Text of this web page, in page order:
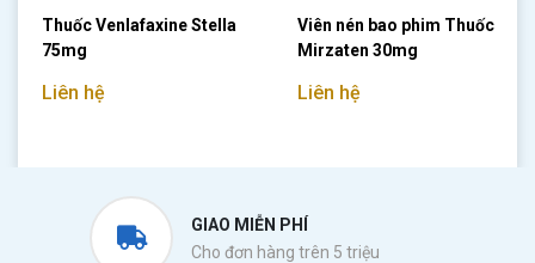
Thuốc Venlafaxine Stella
75mg
Liên hệ
Viên nén bao phim Thuốc
Mirzaten 30mg
Liên hệ
GIAO MIỄN PHÍ
Cho đơn hàng trên 5 triệu